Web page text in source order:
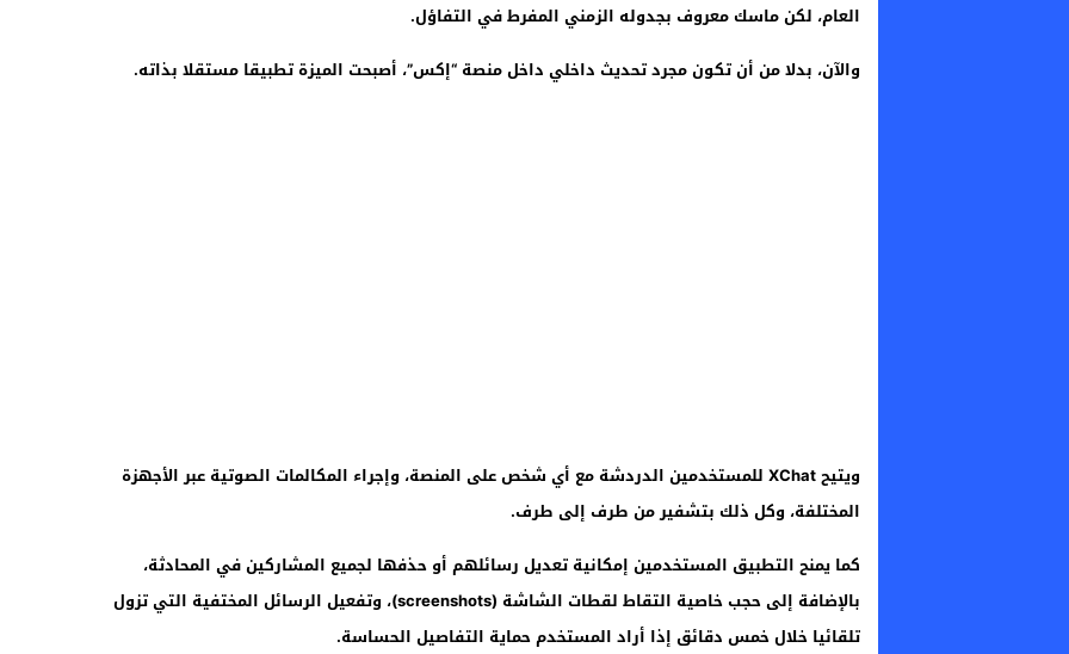
العام، لكن ماسك معروف بجدوله الزمني المفرط في التفاؤل.
والآن، بدلا من أن تكون مجرد تحديث داخلي داخل منصة “إكس”، أصبحت الميزة تطبيقا مستقلا بذاته.
ويتيح XChat للمستخدمين الدردشة مع أي شخص على المنصة، وإجراء المكالمات الصوتية عبر الأجهزة
المختلفة، وكل ذلك بتشفير من طرف إلى طرف.
كما يمنح التطبيق المستخدمين إمكانية تعديل رسائلهم أو حذفها لجميع المشاركين في المحادثة،
بالإضافة إلى حجب خاصية التقاط لقطات الشاشة (screenshots)، وتفعيل الرسائل المختفية التي تزول
تلقائيا خلال خمس دقائق إذا أراد المستخدم حماية التفاصيل الحساسة.